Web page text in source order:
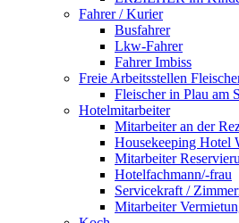
Fahrer / Kurier
Busfahrer
Lkw-Fahrer
Fahrer Imbiss
Freie Arbeitsstellen
Fleischer in Plau am
Hotelmitarbeiter
Mitarbeiter an der
Housekeeping Hotel
Mitarbeiter
Hotelfachmann/-frau
Servicekraft /
Mitarbeiter